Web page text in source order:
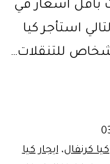
بأقل اسعار في
المصري . 01101727711 بالتالي استأجر كيا
كيا كرنفال،ايجار كيا